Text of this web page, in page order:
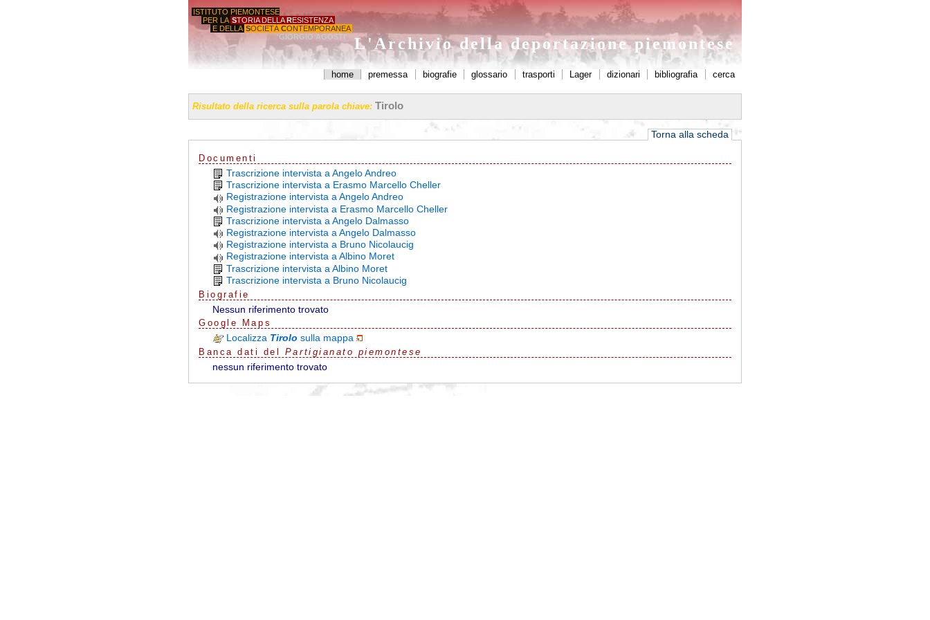
ISTITUTO PIEMONTESE
PER LA STORIA DELLA RESISTENZA
E DELLA SOCIETÀ CONTEMPORANEA
'GIORGIO AGOSTI'
L'Archivio della deportazione piemontese
home premessa biografie glossario trasporti Lager dizionari bibliografia cerca
Risultato della ricerca sulla parola chiave: Tirolo
Torna alla scheda
Documenti
Trascrizione intervista a Angelo Andreo
Trascrizione intervista a Erasmo Marcello Cheller
Registrazione intervista a Angelo Andreo
Registrazione intervista a Erasmo Marcello Cheller
Trascrizione intervista a Angelo Dalmasso
Registrazione intervista a Angelo Dalmasso
Registrazione intervista a Bruno Nicolaucig
Registrazione intervista a Albino Moret
Trascrizione intervista a Albino Moret
Trascrizione intervista a Bruno Nicolaucig
Biografie
Nessun riferimento trovato
G oo g e Maps
Localizza Tirolosulla mappa
Banca dati del Partigianato piemontese
nessun riferimento trovato